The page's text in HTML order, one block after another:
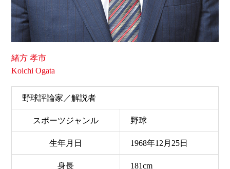
緒方 孝市
Koichi Ogata
野球評論家／解説者
スポーツジャンル 野球
生年月日 1968年12月25日
身長 181cm